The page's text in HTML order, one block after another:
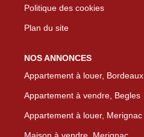
Politique des cookies
Plan du site
NOS ANNONCES
Appartement à louer, Bordeaux
Appartement à vendre, Begles
Appartement à louer, Merignac